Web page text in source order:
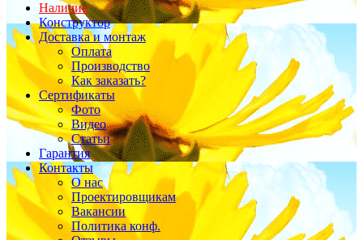
Наличие
Конструктор
Доставка и монтаж
Оплата
Производство
Как заказать?
Сертификаты
Фото
Видео
Статьи
Гарантия
Контакты
О нас
Проектировщикам
Вакансии
Политика конф.